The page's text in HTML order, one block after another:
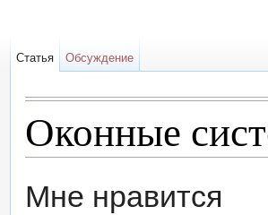
Оконные
Мне нравится
Статья Обсуждение